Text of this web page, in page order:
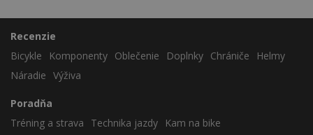
Recenzie
Bicykle
Komponenty Oblečenie Doplnky Chrániče
Helmy
Náradie Výživa
Poradňa
Tréning a strava
Technika jazdy
Kam na bike